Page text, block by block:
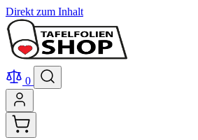
Direkt zum Inhalt
0